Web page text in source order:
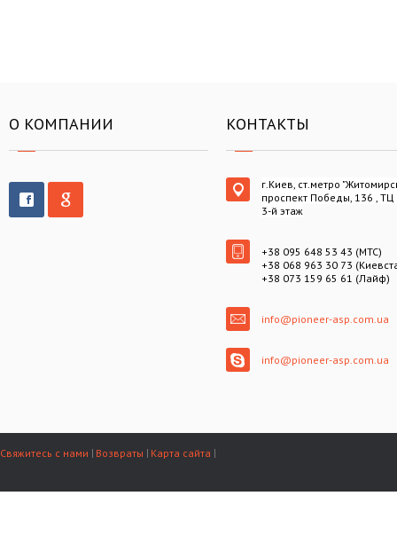
О КОМПАНИИ КОНТАКТЫ
г.Киев, ст.метро
проспект Победы, 136 , ТЦ
3-й этаж
+38 095 648 53 43 (МТС)
+38 068 963 30 73
+38 073 159 65 61 (Лайф)
info@pioneer-asp.com.ua
info@pioneer-asp.com.ua
Свяжитесь с нами Возвраты Карта сайта